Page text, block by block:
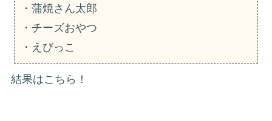
・蒲焼さん太郎
・チーズおやつ
・えびっこ
結果はこちら！